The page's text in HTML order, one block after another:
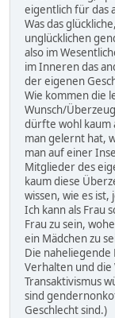
eigentlich für das
Was das
unglücklichen
also im
im Inneren das
der eigenen
Wie kommen die
Wunsch/
dürfte wohl kaum
man gelernt hat,
man auf einer
Mitglieder des
kaum diese
wissen, wie es ist,
Ich kann als Frau
Frau zu sein,
ein Mädchen zu
Die naheliegende
Verhalten und
Transaktivismus
sind
Geschlecht sind.)